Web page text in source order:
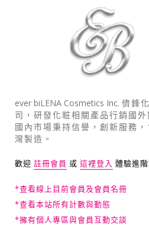
ever biLENA Cosmetics Inc. 儕鋒
司，研發化粧相關產品行銷國
國內市場秉持信譽，創新服務
灣製造。
歡迎 註冊會員 或 這裡登入 體驗進階
*查看線上目前會員及會員名冊
*查看本站所有計數與動態
*擁有個人專區與會員互動交談